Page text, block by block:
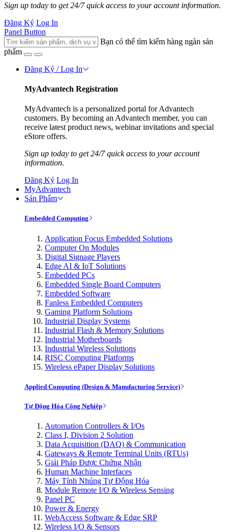
Sign up today to get 24/7 quick access to your account information.
Đăng Ký Log In
Panel Button
Bạn có thể tìm kiếm hàng ngàn sản
phẩm
Đăng Ký / Log In
MyAdvantech Registration
MyAdvantech is a personalized portal for Advantech
customers. By becoming an Advantech member, you can
receive latest product news, webinar invitations and special
eStore offers.
Sign up today to get 24/7 quick access to your account
information.
Đăng Ký Log In
MyAdvantech
Sản Phẩm
Embedded Computing
Application Focus Embedded Solutions
Computer On Modules
Digital Signage Players
Edge AI & IoT Solutions
Embedded PCs
Embedded Single Board Computers
Embedded Software
Fanless Embedded Computers
Gaming Platform Solutions
Industrial Display Systems
Industrial Flash & Memory Solutions
Industrial Motherboards
Industrial Wireless Solutions
RISC Computing Platforms
Wireless ePaper Display Solutions
Applied Computing (Design & Manufacturing Service)
Tự Động Hóa Công Nghiệp
Automation Controllers & I/Os
Class I, Division 2 Solution
Data Acquisition (DAQ) & Communication
Gateways & Remote Terminal Units (RTUs)
Giải Pháp Được Chứng Nhận
Human Machine Interfaces
Máy Tính Nhúng Tự Động Hóa
Module Remote I/O & Wireless Sensing
Panel PC
Power & Energy
WebAccess Software & Edge SRP
Wireless I/O & Sensors